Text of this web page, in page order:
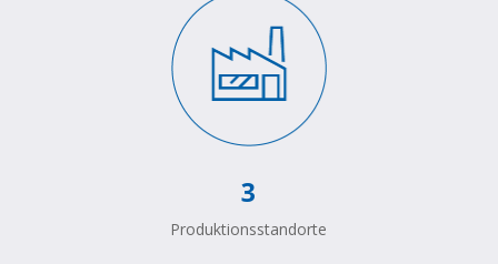
3
Produktionsstandorte